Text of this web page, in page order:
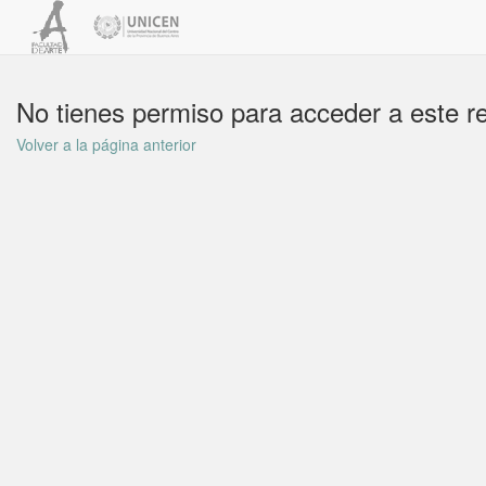
No tienes permiso para acceder a este
Volver a la página anterior